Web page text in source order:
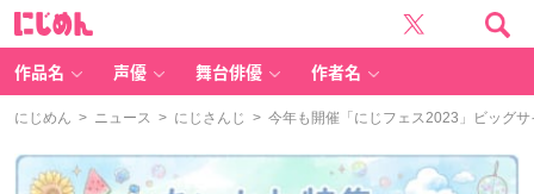
作品名 声優 舞台俳優 作者名
にじめん > ニュース > にじさんじ > 今年も開催「にじフェス2023」ビッグサ